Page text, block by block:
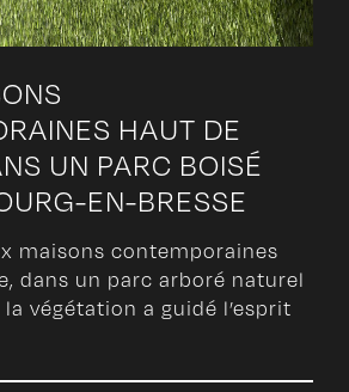
HAUT DE
UN PARC BOISÉ
EN-BRESSE
maisons contemporaines
dans un parc arboré naturel
végétation a guidé l’esprit